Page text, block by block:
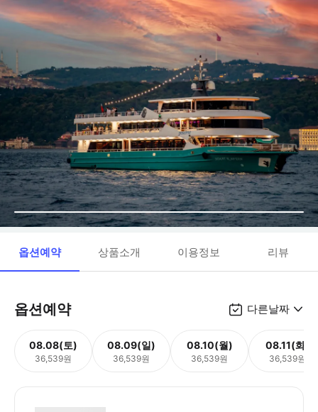
옵션예약 상품소개 이용정보 리뷰
옵션예약 다른날짜
08.08(토)
36,539원
08.09(일)
36,539원
08.10(월)
36,539원
08.11(화)
36,539원